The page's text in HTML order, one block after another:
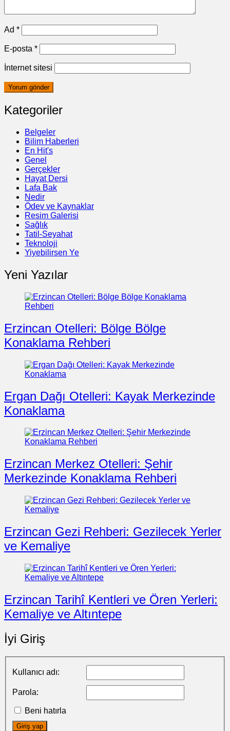
Ad *
E-posta *
İnternet sitesi
Kategoriler
Belgeler
Bilim Haberleri
En Hit's
Genel
Gerçekler
Hayat Dersi
Lafa Bak
Nedir
Ödev ve Kaynaklar
Resim Galerisi
Sağlık
Tatil-Seyahat
Teknoloji
Yiyebilirsen Ye
Yeni Yazılar
Erzincan Otelleri: Bölge Bölge
Konaklama Rehberi
Ergan Dağı Otelleri: Kayak Merkezinde
Konaklama
Erzincan Merkez Otelleri: Şehir
Merkezinde Konaklama Rehberi
Erzincan Gezi Rehberi: Gezilecek Yerler
ve Kemaliye
Erzincan Tarihî Kentleri ve Ören Yerleri:
Kemaliye ve Altıntepe
İyi Giriş
Kullanıcı adı:
Parola:
Beni hatırla
Giriş yap